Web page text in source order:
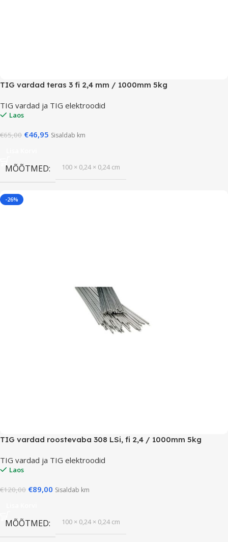
TIG vardad teras 3 fi 2,4 mm / 1000mm 5kg
TIG vardad ja TIG elektroodid
Laos
€65,00 €46,95 Sisaldab km
MÕÕTMED 100 × 0,24 × 0,24 cm
-26%
TIG vardad roostevaba 308 LSi, fi 2,4 / 1000mm 5kg
TIG vardad ja TIG elektroodid
Laos
€120,00 €89,00 Sisaldab km
MÕÕTMED 100 × 0,24 × 0,24 cm